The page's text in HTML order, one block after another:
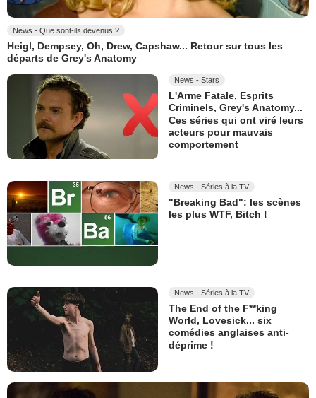
News - Que sont-ils devenus ?
Heigl, Dempsey, Oh, Drew, Capshaw... Retour sur tous les
départs de Grey's Anatomy
News - Stars
L'Arme Fatale, Esprits
Criminels, Grey's Anatomy...
Ces séries qui ont viré leurs
acteurs pour mauvais
comportement
News - Séries à la TV
"Breaking Bad": les scènes
les plus WTF, Bitch !
News - Séries à la TV
The End of the F**king
World, Lovesick... six
comédies anglaises anti-
déprime !